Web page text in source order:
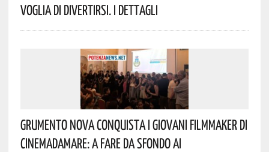
Voglia Di Divertirsi. I Dettagli
Grumento Nova Conquista I Giovani Filmmaker Di
Cinemadamare: A Fare Da Sfondo Ai